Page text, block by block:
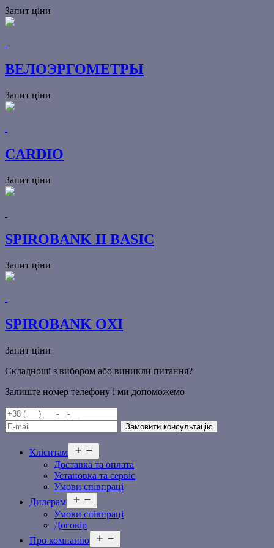
Запит ціни
ВЕЛОЭРГОМЕТРЫ
Запит ціни
CARDIO
Запит ціни
SPIROBANK II BASIC
Запит ціни
SPIROBANK OXI
Запит ціни
Складнощі з вибором або виникли питання?
Залиште номер телефону і ми допоможемо
Клієнтам
меню
Доставка та оплата
Установка та сервіс
Умови співпраці
Дилерам
меню
Умови співпраці
Договір
Про компанію
меню